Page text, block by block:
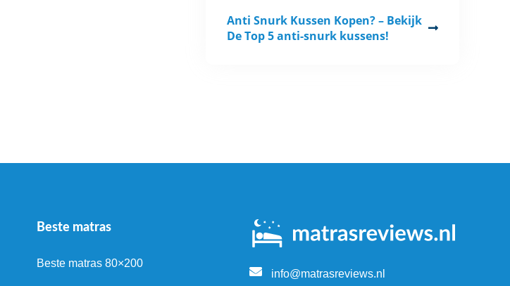
Anti Snurk Kussen Kopen? – Bekijk
De Top 5 anti-snurk kussens!
Beste matras
Beste matras 80×200
info@matrasreviews.nl